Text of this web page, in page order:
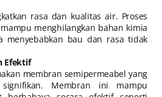
rasa dan kualitas air. Proses
menghilangkan bahan kimia
menyebabkan bau dan rasa tidak
Efektif
membran semipermeabel yang
Membran ini mampu